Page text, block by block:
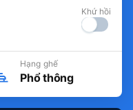
Khứ hồi
Hạng ghế
Phổ thông